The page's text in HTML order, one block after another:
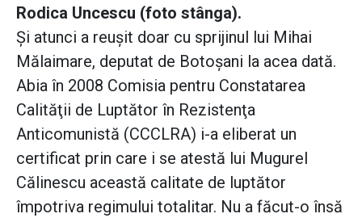
Rodica Uncescu (foto stânga).
Şi atunci a reuşit doar cu sprijinul lui Mihai
Mălaimare, deputat de Botoşani la acea dată.
Abia în 2008 Comisia pentru Constatarea
Calităţii de Luptător în Rezistenţa
Anticomunistă (CCCLRA) i-a eliberat un
certificat prin care i se atestă lui Mugurel
Călinescu această calitate de luptător
împotriva regimului totalitar. Nu a făcut-o însă